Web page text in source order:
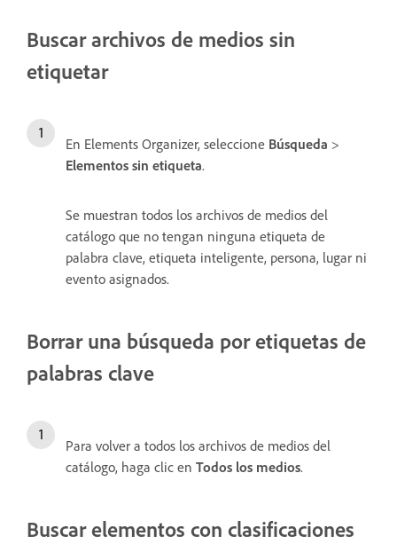
Buscar archivos de medios sin
etiquetar
En Elements Organizer, seleccione Búsqueda >
Elementos sin etiqueta.
Se muestran todos los archivos de medios del
catálogo que no tengan ninguna etiqueta de
palabra clave, etiqueta inteligente, persona, lugar ni
evento asignados.
Borrar una búsqueda por etiquetas de
palabras clave
Para volver a todos los archivos de medios del
catálogo, haga clic en Todos los medios.
Buscar elementos con clasificaciones